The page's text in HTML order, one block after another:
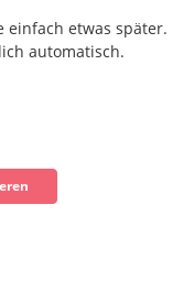
einfach etwas später.
automatisch.